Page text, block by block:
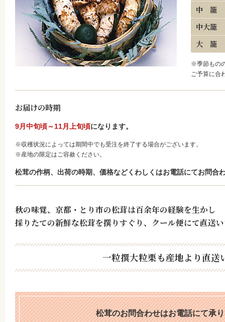
中 籠
中大籠
大 籠
※季節もの
ご予算に合
お届けの時期
9月中旬頃～11月上旬頃になります。
※収穫状況によっては期間中でも受注を終了する場合がございます。
※産地の限定はご容赦ください。
松茸の作柄、出荷の時期、価格などくわしくはお電話にてお問合
秋の味覚、京都・とり市の松茸は百余年の経験を生かし
採りたての新鮮な松茸を撰りすぐり、クール便にて直送
一粒撰大粒栗も産地より直送
松茸のお問合わせはお電話にて承